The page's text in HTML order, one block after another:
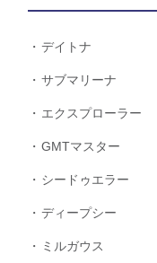
デイトナ
サブマリーナ
エクスプローラー
GMTマスター
シードゥエラー
ディープシー
ミルガウス